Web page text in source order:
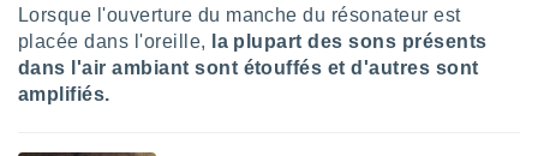
Lorsque l'ouverture du manche du résonateur est
placée dans l'oreille,
la plupart des sons présents
dans l'air ambiant sont étouffés et d'autres sont
amplifiés.